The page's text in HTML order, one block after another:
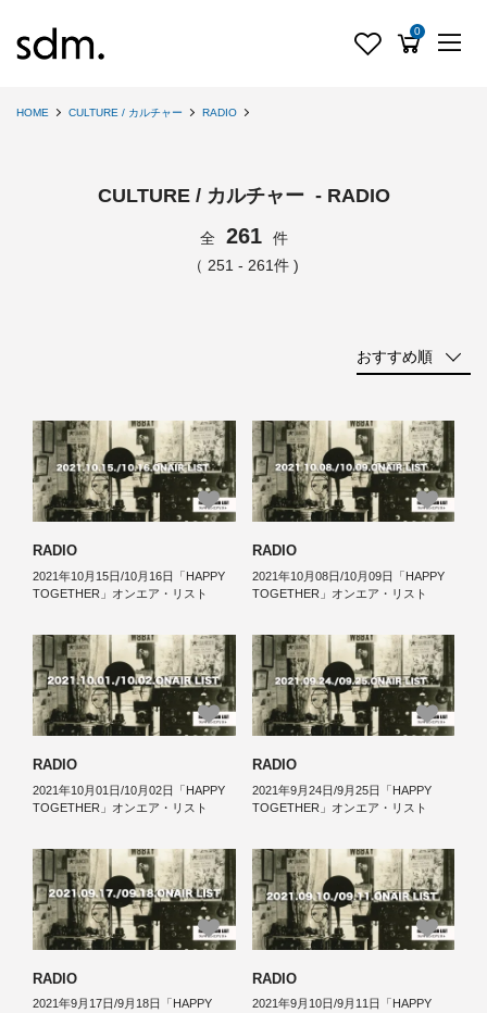
0
HOME CULTURE / カルチャー RADIO
CULTURE / カルチャー - RADIO
全 261
件
（ 251 - 261件 )
おすすめ順
RADIO
2021年10月15日/10月16日「HAPPY
TOGETHER」オンエア・リスト
RADIO
2021年10月08日/10月09日「HAPPY
TOGETHER」オンエア・リスト
RADIO
2021年10月01日/10月02日「HAPPY
TOGETHER」オンエア・リスト
RADIO
2021年9月24日/9月25日「HAPPY
TOGETHER」オンエア・リスト
RADIO
2021年9月17日/9月18日「HAPPY
RADIO
2021年9月10日/9月11日「HAPPY